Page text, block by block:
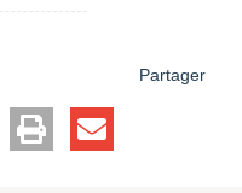
Partager